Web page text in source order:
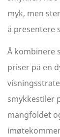
myk, men
å presentere
Å kombinere
priser på en
smykkestiler
mangfoldet